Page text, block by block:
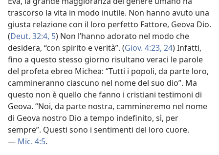
trascorso la vita in modo inutile. Non hanno avuto una
giusta relazione con il loro perfetto Fattore, Geova Dio.
(Deut. 32:4, 5) Non l’hanno adorato nel modo che
desidera, “con spirito e verità”. (Giov. 4:23, 24) Infatti,
fino a questo stesso giorno risultano veraci le parole
del profeta ebreo Michea: “Tutti i popoli, da parte loro,
cammineranno ciascuno nel nome del suo dio”. Ma
questo non è quello che fanno i cristiani testimoni di
Geova. “Noi, da parte nostra, cammineremo nel nome
di Geova nostro Dio a tempo indefinito, sì, per
sempre”. Questi sono i sentimenti del loro cuore.
— Mic. 4:5.